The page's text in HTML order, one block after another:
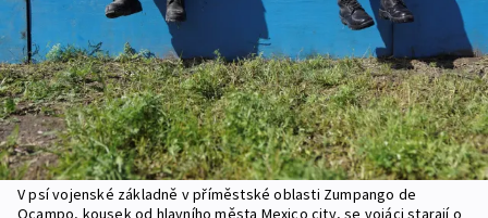
V psí vojenské základně v příměstské oblasti Zumpango de
Ocampo, kousek od hlavního města Mexico city, se vojáci starají o